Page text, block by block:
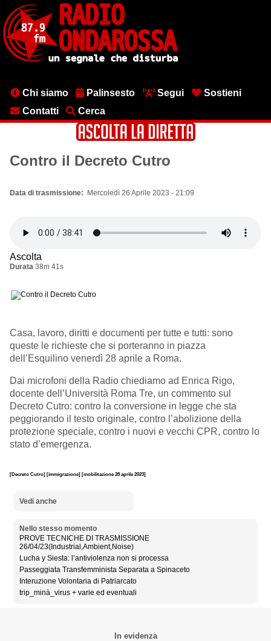
contenuto
principale
MenuChi siamo Palinsesto Segui
Sostieni
Contatti
Cerca
Contro il Decreto Cutro
Data di trasmissione Mercoledì 26 Aprile 2023 - 21:09
Ascolta
Durata 38m 41s
Casa, lavoro, diritti e documenti per tutte e tutti: sono
queste le richieste che si porteranno in piazza
dell’Esquilino venerdì 28 aprile a Roma.
Dai microfoni della Radio chiediamo ad Enrica Rigo,
docente dell’Università Roma Tre, un commento sul
Decreto Cutro: contro la conversione in legge che sta
peggiorando il testo originale, contro l’abolizione della
protezione speciale, contro i nuovi e vecchi CPR, contro lo
stato d’emergenza.
[Decreto Cutro] [immigrazione] [mobilitazione 28 aprile 2023]
Vedi anche
Nello stesso momento
PROVE TECNICHE DI TRASMISSIONE
26/04/23(Industrial,Ambient,Noise)
Lucha y Siesta: l’antiviolenza non si processa
Passeggiata Transfemminista Separata a Spinaceto
Interuzione Volontaria di Patriarcato
trip_minà_virus + varie ed eventuali
In evidenza